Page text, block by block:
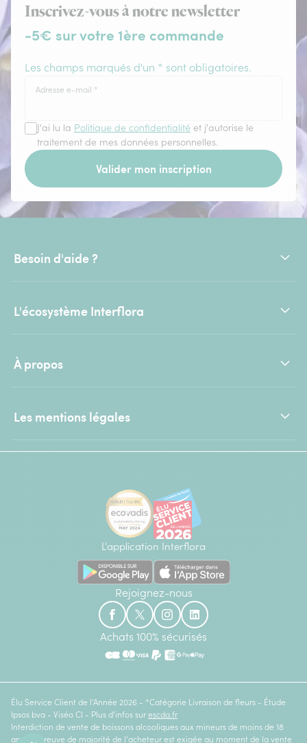
Inscrivez-vous à notre newsletter
-5€ sur votre 1ère commande
Les champs marqués d'un * sont obligatoires.
Adresse e-mail *
J'ai lu la Politique de confidentialité et j'autorise le
traitement de mes données personnelles.
Valider mon inscription
Besoin d'aide ?
L'écosystème Interflora
À propos
Les mentions légales
L'application Interflora
Rejoignez-nous
Achats 100% sécurisés
Élu Service Client de l'Année 2026 - *Catégorie Livraison de fleurs - Étude
Ipsos bva - Viséo CI - Plus d'infos sur escda.fr
Interdiction de vente de boissons alcooliques aux mineurs de moins de 18
ans. La preuve de majorité de l'acheteur est exigée au moment de la vente